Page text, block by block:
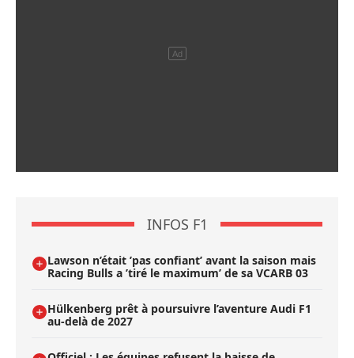
INFOS F1
Lawson n’était ’pas confiant’ avant la saison mais
Racing Bulls a ’tiré le maximum’ de sa VCARB 03
Hülkenberg prêt à poursuivre l’aventure Audi F1
au-delà de 2027